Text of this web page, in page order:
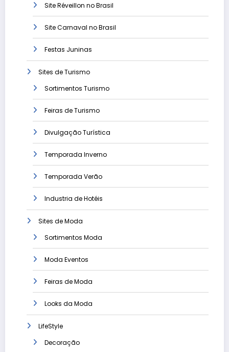
Site Réveillon no Brasil
Site Carnaval no Brasil
Festas Juninas
Sites de Turismo
Sortimentos Turismo
Feiras de Turismo
Divulgação Turística
Temporada Inverno
Temporada Verão
Industria de Hotéis
Sites de Moda
Sortimentos Moda
Moda Eventos
Feiras de Moda
Looks da Moda
LifeStyle
Decoração